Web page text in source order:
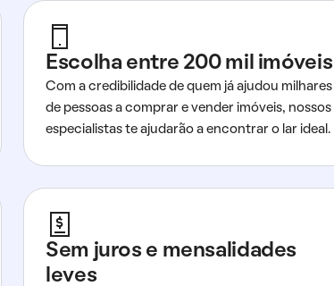
Escolha entre 200 mil imóveis
Com a credibilidade de quem já ajudou milhares
de pessoas a comprar e vender imóveis, nossos
especialistas te ajudarão a encontrar o lar ideal.
Sem juros e mensalidades
leves